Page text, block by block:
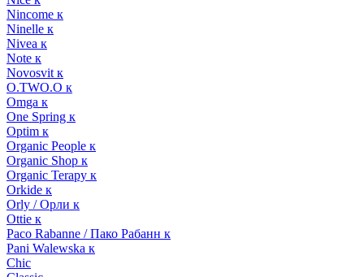
Nincome к
Ninelle к
Nivea к
Note к
Novosvit к
O.TWO.O к
Omga к
One Spring к
Optim к
Organic People к
Organic Shop к
Organic Terapy к
Orkide к
Orly / Орли к
Ottie к
Paco Rabanne / Пако Рабанн к
Pani Walewska к
Chic